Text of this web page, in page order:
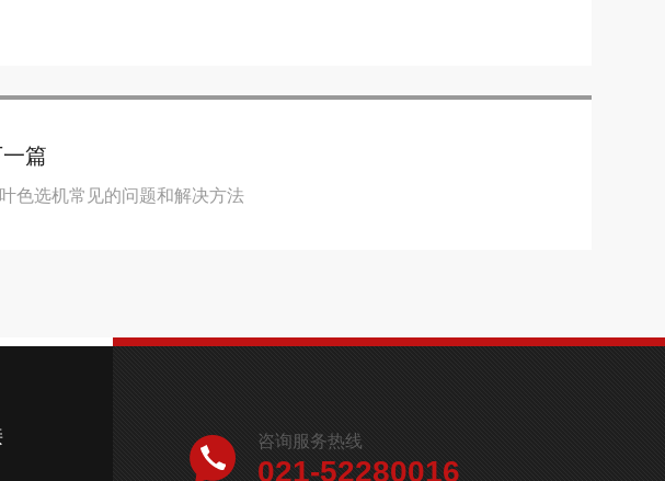
篇
色选机常见的问题和解决方法
咨询服务热线
021-52280016